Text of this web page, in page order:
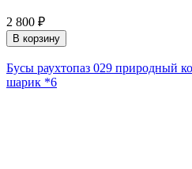
2 800 ₽
В корзину
Бусы раухтопаз 029 природный
шарик *6